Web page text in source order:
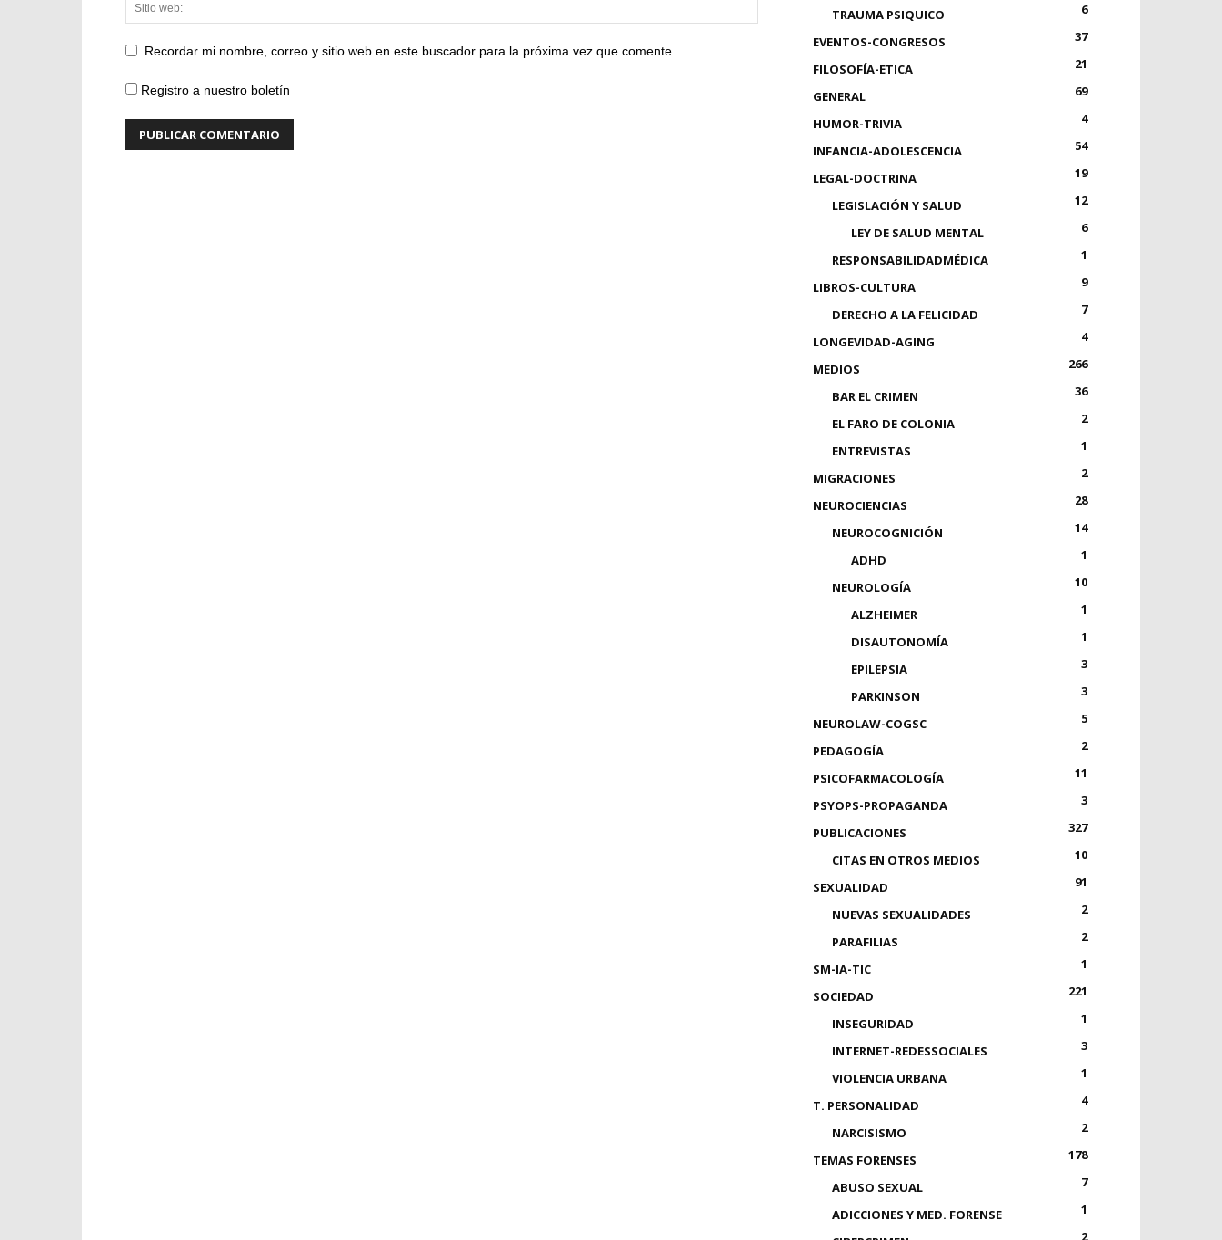
Recordar mi nombre, correo y sitio web en este buscador para la próxima vez que comente
Registro a nuestro boletín
TRAUMA PSIQUICO
6
EVENTOS-CONGRESOS
37
FILOSOFÍA-ETICA
21
GENERAL
69
HUMOR-TRIVIA
4
INFANCIA-ADOLESCENCIA
54
LEGAL-DOCTRINA
19
LEGISLACIÓN Y SALUD
12
LEY DE SALUD MENTAL
6
RESPONSABILIDADMÉDICA
1
LIBROS-CULTURA
9
DERECHO A LA FELICIDAD
7
LONGEVIDAD-AGING
4
MEDIOS
266
BAR EL CRIMEN
36
EL FARO DE COLONIA
2
ENTREVISTAS
1
MIGRACIONES
2
NEUROCIENCIAS
28
NEUROCOGNICIÓN
14
ADHD
1
NEUROLOGÍA
10
ALZHEIMER
1
DISAUTONOMÍA
1
EPILEPSIA
3
PARKINSON
3
NEUROLAW-COGSC
5
PEDAGOGÍA
2
PSICOFARMACOLOGÍA
11
PSYOPS-PROPAGANDA
3
PUBLICACIONES
327
CITAS EN OTROS MEDIOS
10
SEXUALIDAD
91
NUEVAS SEXUALIDADES
2
PARAFILIAS
2
SM-IA-TIC
1
SOCIEDAD
221
INSEGURIDAD
1
INTERNET-REDESSOCIALES
3
VIOLENCIA URBANA
1
T. PERSONALIDAD
4
NARCISISMO
2
TEMAS FORENSES
178
ABUSO SEXUAL
7
ADICCIONES Y MED. FORENSE
1
2